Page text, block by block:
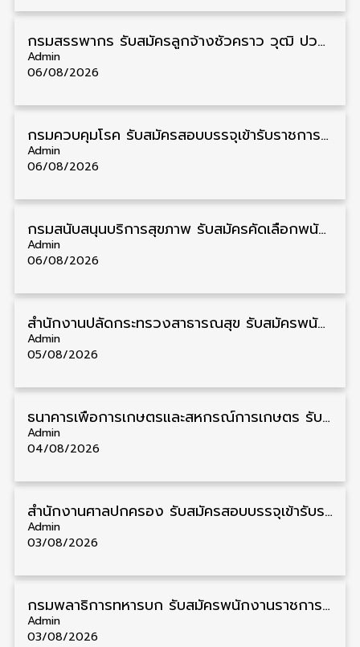
กรมสรรพากร รับสมัครลูกจ้างชั่วคราว วุฒิ ปวช./ป.ตรี 138 อัตรา รับสมัคร 17 – 31 สิงหาคม
Admin
06/08/2026
กรมควบคุมโรค รับสมัครสอบบรรจุเข้ารับราชการ วุฒิ ปวส./ป.ตรี 17 อัตรา รับสมัคร 17 สิงหาคม – 4 กันยายน
Admin
06/08/2026
กรมสนับสนุนบริการสุขภาพ รับสมัครคัดเลือกพนักงานราชการ วุฒิ ปวส./ป.ตรี 13 อัตรา รับสมัคร 11 – 20 สิงหาคม
Admin
06/08/2026
สำนักงานปลัดกระทรวงสาธารณสุข รับสมัครพนักงานราชการรูปแบบพิเศษ วุฒิ ปวส./ป.ตรี 102 อัตรา รับสมัคร 17 – 28 สิงหาคม
Admin
05/08/2026
ธนาคารเพื่อการเกษตรและสหกรณ์การเกษตร รับสมัครบุคคลเพื่อเป็นผู้ช่วยพนักงาน วุฒิ ป.ตรี 5 อัตรา รับสมัคร 4 – 14 สิงหาคม
Admin
04/08/2026
สํานักงานศาลปกครอง รับสมัครสอบบรรจุเข้ารับราชการ วุฒิ ป.ตรี 72 อัตรา รับสมัคร 31 สิงหาคม – 18 กันยายน
Admin
03/08/2026
กรมพลาธิการทหารบก รับสมัครพนักงานราชการ วุฒิ ม.3/ม.6/ปวช. 66 อัตรา รับสมัคร 10 – 17 สิงหาคม
Admin
03/08/2026